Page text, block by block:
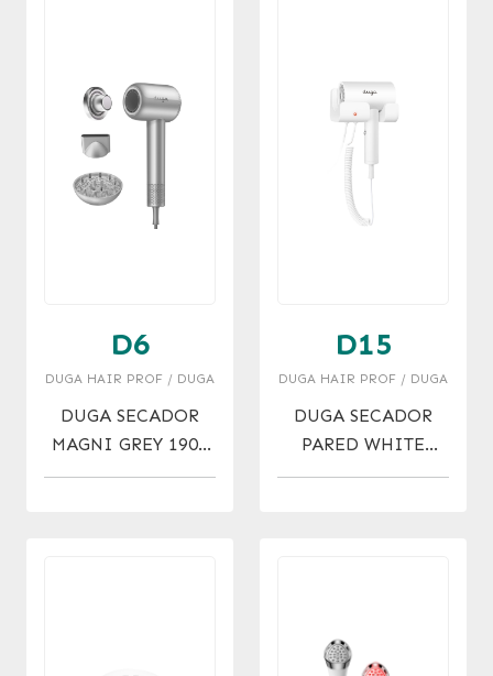
D6
DUGA HAIR PROF / DUGA
DUGA SECADOR
MAGNI GREY 1900
W
D15
DUGA HAIR PROF / DUGA
DUGA SECADOR
PARED WHITE
BLOW